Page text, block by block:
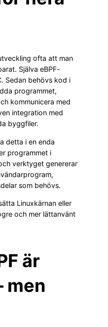
ofta att man
Själva eBPF-
Sedan behövs kod i
programmet,
kommunicera med
integration med
byggfiler.
detta i en enda
programmet i
verktyget genererar
som behövs.
Linuxkärnan eller
och mer lättanvänt
är
men